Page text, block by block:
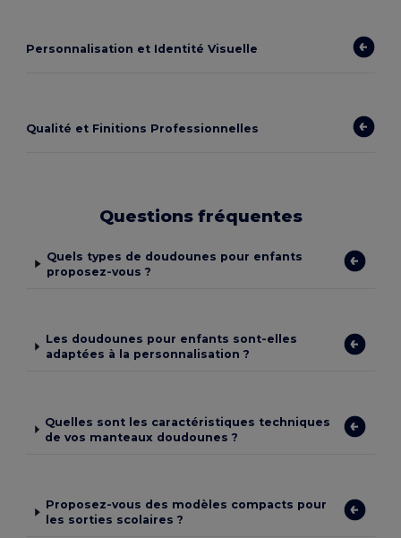
Personnalisation et Identité Visuelle
Qualité et Finitions Professionnelles
Questions fréquentes
Quels types de doudounes pour enfants
proposez-vous ?
Les doudounes pour enfants sont-elles
adaptées à la personnalisation ?
Quelles sont les caractéristiques techniques
de vos manteaux doudounes ?
Proposez-vous des modèles compacts pour
les sorties scolaires ?